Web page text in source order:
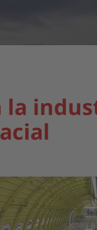
la